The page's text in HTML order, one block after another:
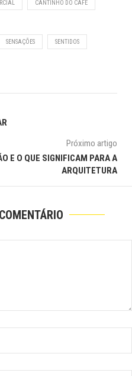
CANTINHO DO CAFÉ
SENSAÇÕES SENTIDOS
Próximo artigo
E O QUE SIGNIFICAM PARA A
ARQUITETURA